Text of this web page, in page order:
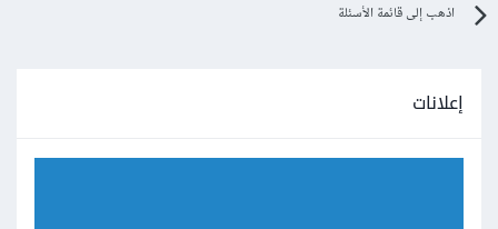
اذهب إلى قائمة الأسئلة
إعلانات